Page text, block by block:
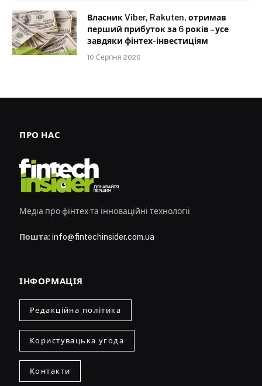
Власник Viber, Rakuten, отримав
перший прибуток за 6 років – усе
завдяки фінтех-інвестиціям
10 Серпня 2026
ПРО НАС
Медіа про фінтех та інноваційні технології
Пошта: info@fintechinsider.com.ua
ІНФОРМАЦІЯ
Редакційна політика
Користувацька угода
Контакти